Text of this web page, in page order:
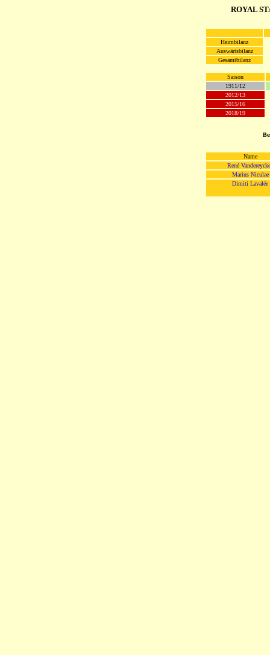
ROYAL
Heimbilanz
Auswärtsbilanz
Gesamtbilanz
Saison
1911/12
2012/13
2015/16
2018/19
Name
René
Marius Niculae
Dimiti Lavalée